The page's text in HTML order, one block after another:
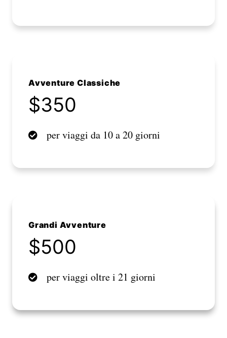
Avventure Classiche
$350
per viaggi da 10 a 20 giorni
Grandi Avventure
$500
per viaggi oltre i 21 giorni